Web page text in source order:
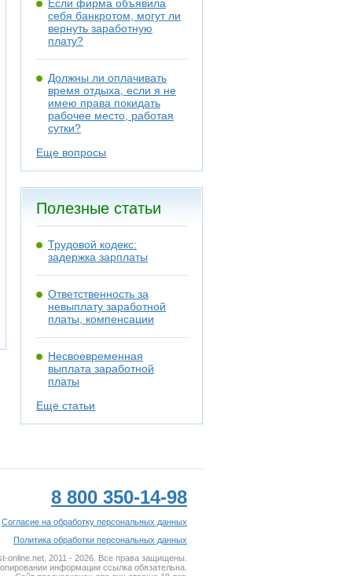
Если фирма объявила
себя банкротом, могут ли
вернуть заработную
плату?
Должны ли оплачивать
время отдыха, если я не
имею права покидать
рабочее место, работая
сутки?
Еще вопросы
Полезные статьи
Трудовой кодекс:
задержка зарплаты
Ответственность за
невыплату заработной
платы, компенсации
Несвоевременная
выплата заработной
платы
Еще статьи
8 800 350-14-98
Согласие на обработку персональных данных
Политика обработки персональных данных
online.net, 2011 - 2026. Все права защищены.
информации ссылка обязательна.